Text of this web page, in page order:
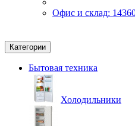
Офис и склад:
Категории
Бытовая техника
Холодильники